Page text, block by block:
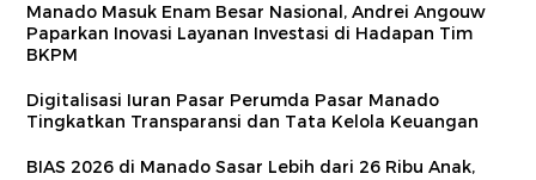
Manado Masuk Enam Besar Nasional, Andrei Angouw
Paparkan Inovasi Layanan Investasi di Hadapan Tim
BKPM
Digitalisasi Iuran Pasar Perumda Pasar Manado
Tingkatkan Transparansi dan Tata Kelola Keuangan
BIAS 2026 di Manado Sasar Lebih dari 26 Ribu Anak,